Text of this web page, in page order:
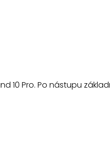
10 Pro. Po nástupu